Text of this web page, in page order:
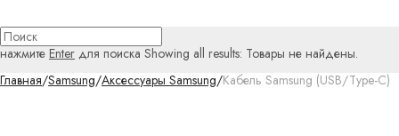
нажмите Enter для поиска Showing all results: Товары не найдены.
Главная/Samsung/Аксессуары Samsung/Кабель Samsung (USB/Type-C)